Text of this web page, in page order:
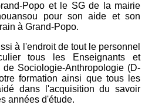
Popo et le SG de la mairie
pour son aide et son
à Grand-Popo.
à l'endroit de tout le personnel
tous les Enseignants et
Sociologie-Anthropologie (D-
formation ainsi que tous les
dans l'acquisition du savoir
années d'étude.